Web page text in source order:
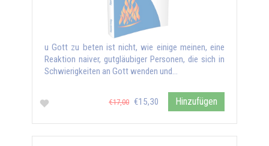
u Gott zu beten ist nicht, wie einige meinen, eine
Reaktion naiver, gutgläubiger Personen, die sich in
Schwierigkeiten an Gott wenden und...
€17,00 €15,30 Hinzufügen